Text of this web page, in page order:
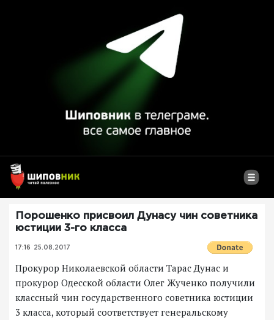
Порошенко присвоил Дунасу чин советника
юстиции 3-го класса
17:16 25.08.2017
Прокурор Николаевской области Тарас Дунас и
прокурор Одесской области Олег Жученко получили
классный чин государственного советника юстиции
3 класса, который соответствует генеральскому